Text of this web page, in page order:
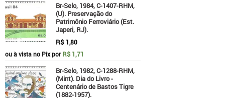
Br-Selo, 1984, C-1407-RHM,
(U). Preservação do
Patrimônio Ferroviário (Est.
Japeri, RJ).
R$ 1,80
ou à vista no Pix porR$ 1,71
Br-Selo, 1982, C-1288-RHM,
(Mint). Dia do Livro -
Centenário de Bastos Tigre
(1882-1957).